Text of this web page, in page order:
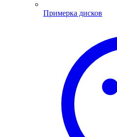
Примерка дисков